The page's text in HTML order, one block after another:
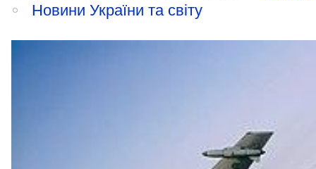
Новини України та світу